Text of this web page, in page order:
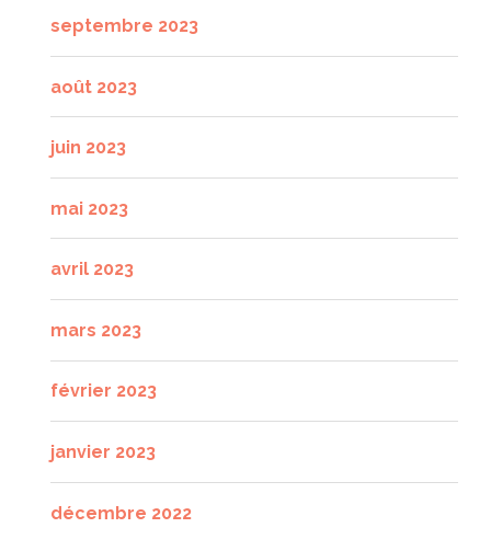
septembre 2023
août 2023
juin 2023
mai 2023
avril 2023
mars 2023
février 2023
janvier 2023
décembre 2022